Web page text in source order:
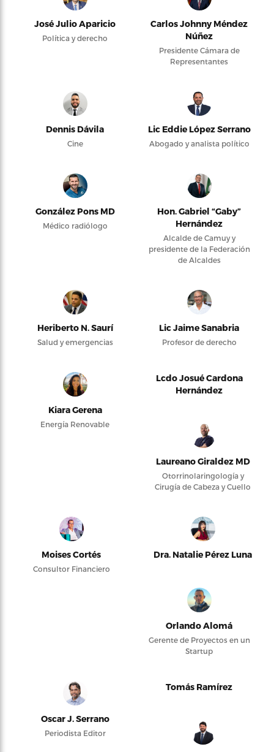
José Julio Aparicio
Política y derecho
Carlos Johnny Méndez
Núñez
Presidente Cámara de
Representantes
Dennis Dávila
Cine
Lic Eddie López Serrano
Abogado y analista político
González Pons MD
Médico radiólogo
Hon. Gabriel “Gaby”
Hernández
Alcalde de Camuy y
presidente de la Federación
de Alcaldes
Heriberto N. Saurí
Salud y emergencias
Lic Jaime Sanabria
Profesor de derecho
Kiara Gerena
Energía Renovable
Lcdo Josué Cardona
Hernández
Laureano Giraldez MD
Otorrinolaringología y
Cirugía de Cabeza y Cuello
Moises Cortés
Consultor Financiero
Dra. Natalie Pérez Luna
Orlando Alomá
Gerente de Proyectos en un
Startup
Oscar J. Serrano
Periodista Editor
Tomás Ramírez